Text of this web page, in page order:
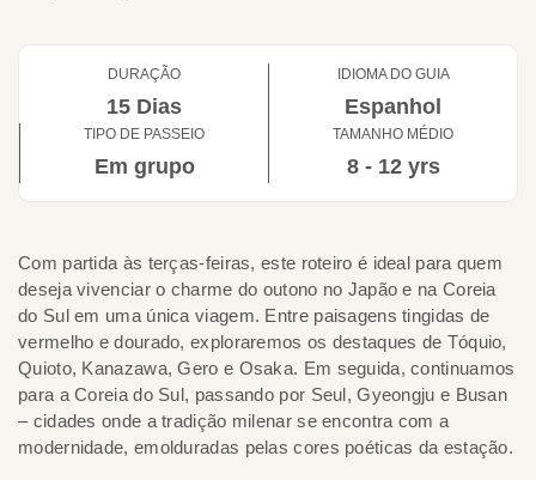
DURAÇÃO
15 Dias
IDIOMA DO GUIA
Espanhol
TIPO DE PASSEIO
Em grupo
TAMANHO MÉDIO
8 - 12 yrs
Com partida às terças-feiras, este roteiro é ideal para quem
deseja vivenciar o charme do outono no Japão e na Coreia
do Sul em uma única viagem. Entre paisagens tingidas de
vermelho e dourado, exploraremos os destaques de Tóquio,
Quioto, Kanazawa, Gero e Osaka. Em seguida, continuamos
para a Coreia do Sul, passando por Seul, Gyeongju e Busan
– cidades onde a tradição milenar se encontra com a
modernidade, emolduradas pelas cores poéticas da estação.